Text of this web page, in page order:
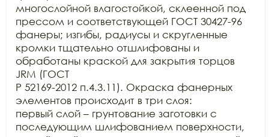
многослойной влагостойкой, склеенной под
прессом и соответствующей ГОСТ 30427-96
фанеры; изгибы, радиусы и скругленные
кромки тщательно отшлифованы и
обработаны краской для закрытия торцов
JRM (ГОСТ
Р 52169-2012 п.4.3.11). Окраска фанерных
элементов происходит в три слоя:
первый слой – грунтование заготовки с
последующим шлифованием поверхности,